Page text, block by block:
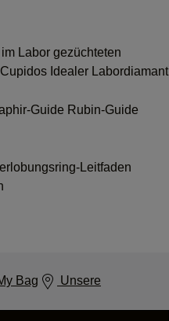
Labor gezüchteten
Cupidos Idealer Labordiamant
Guide Rubin-Guide
Leitfaden
Bag
Unsere